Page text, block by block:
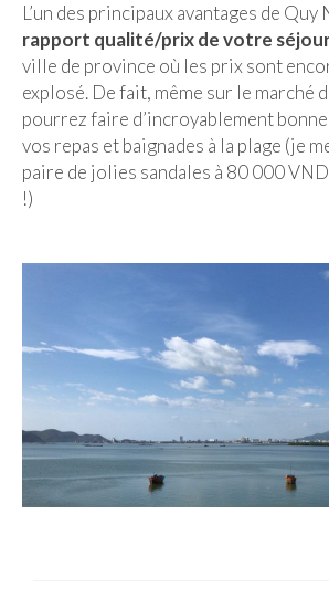
Quy Nhon
EUROPE
France
La Réunion
Savoie
Vendée
Berlin
Munich
L’un des principaux avantages de Quy
rapport qualité/prix de votre
ville de province où les prix sont
explosé. De fait, même sur le marché
pourrez faire d’incroyablement
vos repas et baignades à la plage (je
paire de jolies sandales à 80 000
!)